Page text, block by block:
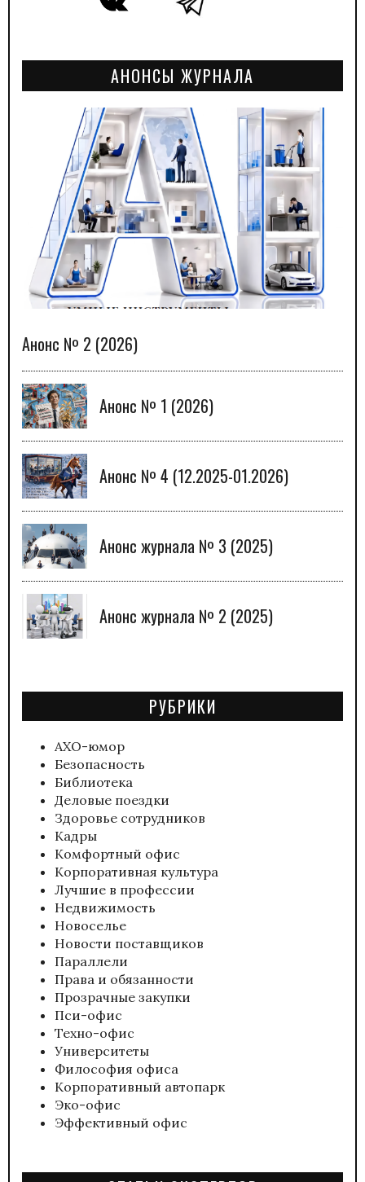
АНОНСЫ ЖУРНАЛА
Анонс № 2 (2026)
Анонс № 1 (2026)
Анонс № 4 (12.2025-01.2026)
Анонс журнала № 3 (2025)
Анонс журнала № 2 (2025)
РУБРИКИ
АХО-юмор
Безопасность
Библиотека
Деловые поездки
Здоровье сотрудников
Кадры
Комфортный офис
Корпоративная культура
Лучшие в профессии
Недвижимость
Новоселье
Новости поставщиков
Параллели
Права и обязанности
Прозрачные закупки
Пси-офис
Техно-офис
Университеты
Философия офиса
Корпоративный автопарк
Эко-офис
Эффективный офис